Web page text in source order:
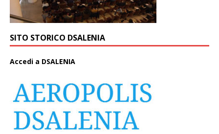
SITO STORICO DSALENIA
Accedi a DSALENIA